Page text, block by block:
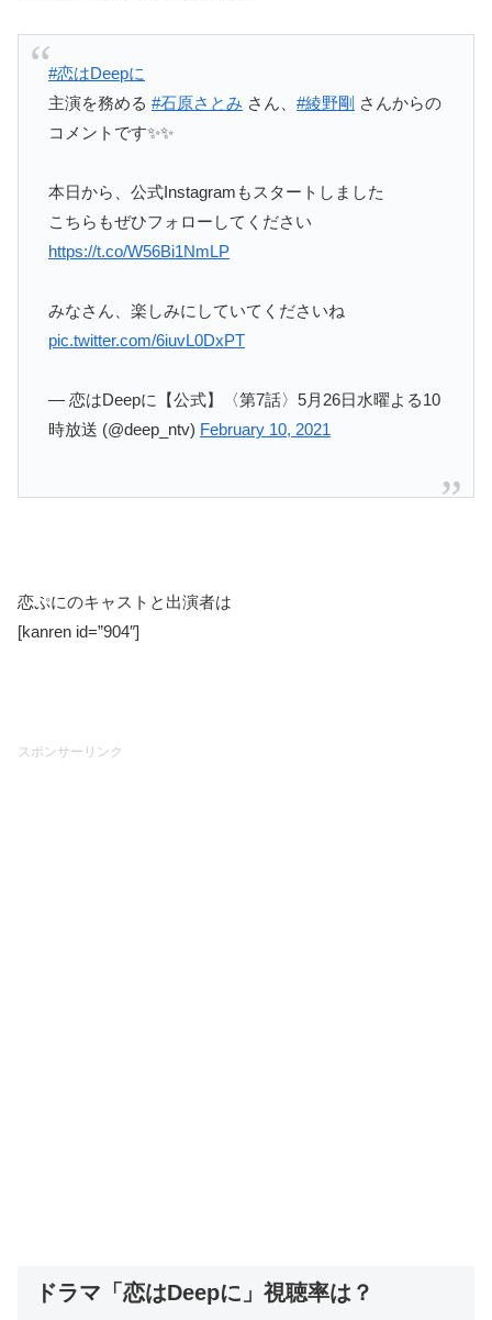
#恋はDeepに
主演を務める #石原さとみ さん、 #綾野剛 さんからの
コメントです✨✨
本日から、公式Instagramもスタートしました
こちらもぜひフォローしてください
https://t.co/W56Bi1NmLP
みなさん、楽しみにしていてくださいね
pic.twitter.com/6iuvL0DxPT
— 恋はDeepに【公式】〈第7話〉5月26日水曜よる10
時放送 (@deep_ntv) February 10, 2021
恋ぷにのキャストと出演者は
[kanren id=”904″]
スポンサーリンク
ドラマ「恋はDeepに」視聴率は？